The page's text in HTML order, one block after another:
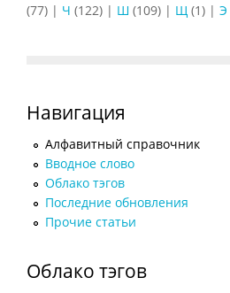
(77) | Ч (122) | Ш (109) | Щ (1) | Э
Навигация
Алфавитный справочник
Вводное слово
Облако тэгов
Последние обновления
Прочие статьи
Облако тэгов